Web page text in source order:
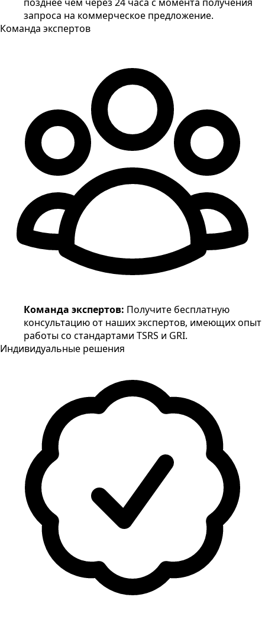
запроса на коммерческое предложение.
Команда экспертов
Команда экспертов: Получите бесплатную
консультацию от наших экспертов, имеющих опыт
работы со стандартами TSRS и GRI.
Индивидуальные решения